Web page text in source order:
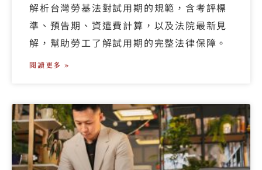
解析台灣勞基法對試用期的規範，含考評標
準、預告期、資遣費計算，以及法院最新見
解，幫助勞工了解試用期的完整法律保障。
閱讀更多 »